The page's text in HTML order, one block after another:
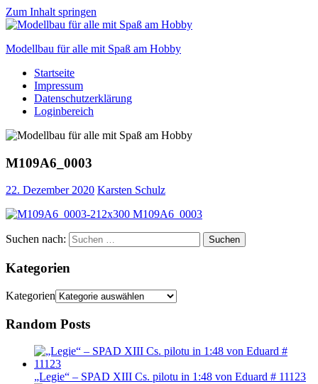
Zum Inhalt springen
Modellbau für alle mit Spaß am Hobby
Scale
modelling
to
Startseite
Impressum
Datenschutzerklärung
Loginbereich
M109A6_0003
22. Dezember 2020 Karsten Schulz
Suchen nach: Suchen
Kategorien
Kategorien
Random Posts
„Legie“ – SPAD XIII Cs. pilotu in 1:48 von Eduard # 11123